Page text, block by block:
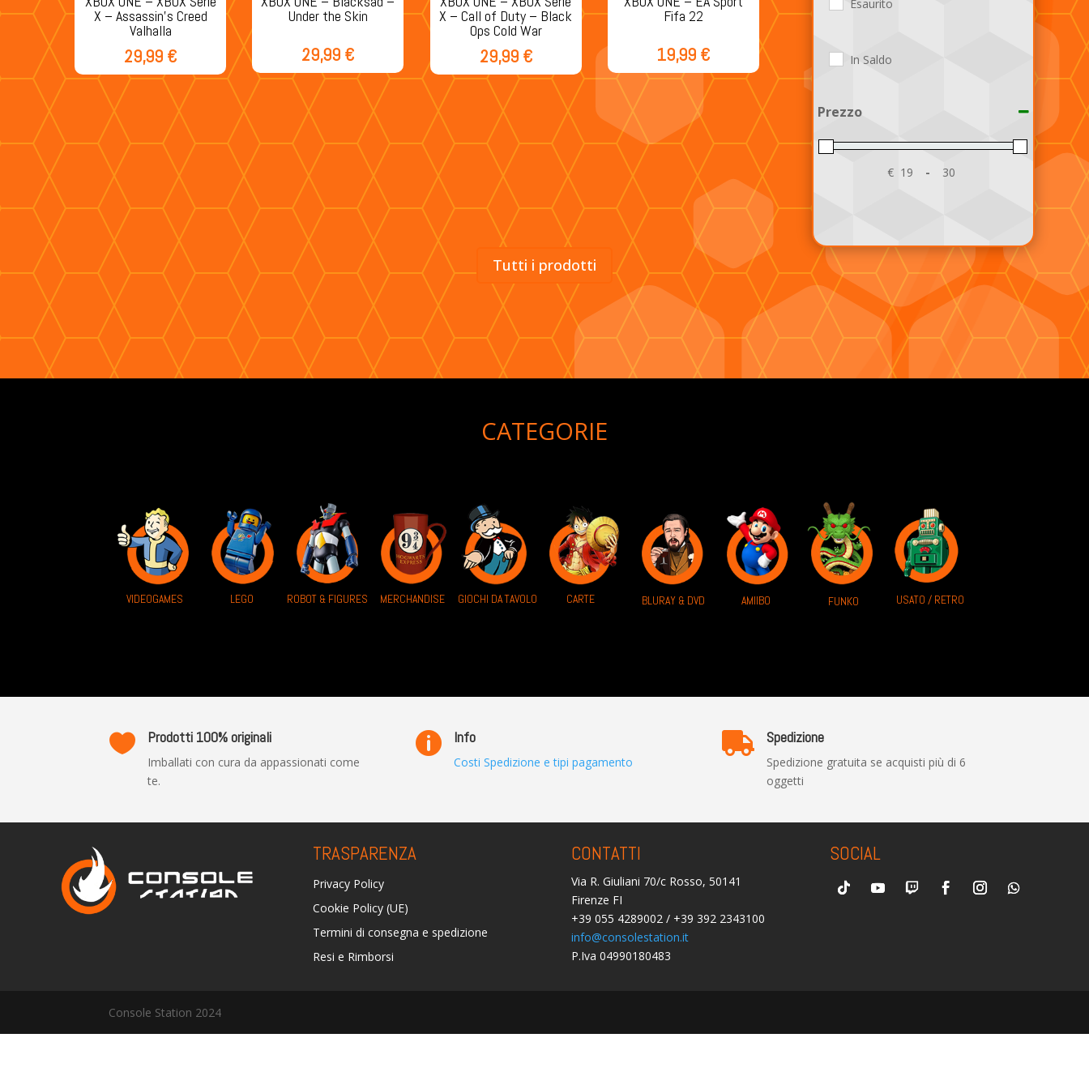
X – Assassin’s Creed
Valhalla
29,99 €
Under the Skin
29,99 €
X – Call of Duty – Black
Ops Cold War
29,99 €
Fifa 22
19,99 €
Esaurito
In Saldo
Prezzo
€
Minimum Price
-
Maximum Price
Tutti i prodotti
CATEGORIE
VIDEOGAMES LEGO ROBOT & FIGURES MERCHANDISE GIOCHI DA TAVOLO CARTE BLURAY & DVD AMIIBO FUNKO USATO / RETRO
 Prodotti 100% originali
Imballati con cura da appassionati come
te.
 Info
Costi Spedizione e tipi pagamento
 Spedizione
Spedizione gratuita se acquisti più di 6
oggetti
TRASPARENZA
Privacy Policy
Cookie Policy (UE)
Termini di consegna e spedizione
Resi e Rimborsi
CONTATTI
Via R. Giuliani 70/c Rosso, 50141
Firenze FI
+39 055 4289002 / +39 392 2343100
info@consolestation.it
P.Iva 04990180483
SOCIAL
Console Station 2024